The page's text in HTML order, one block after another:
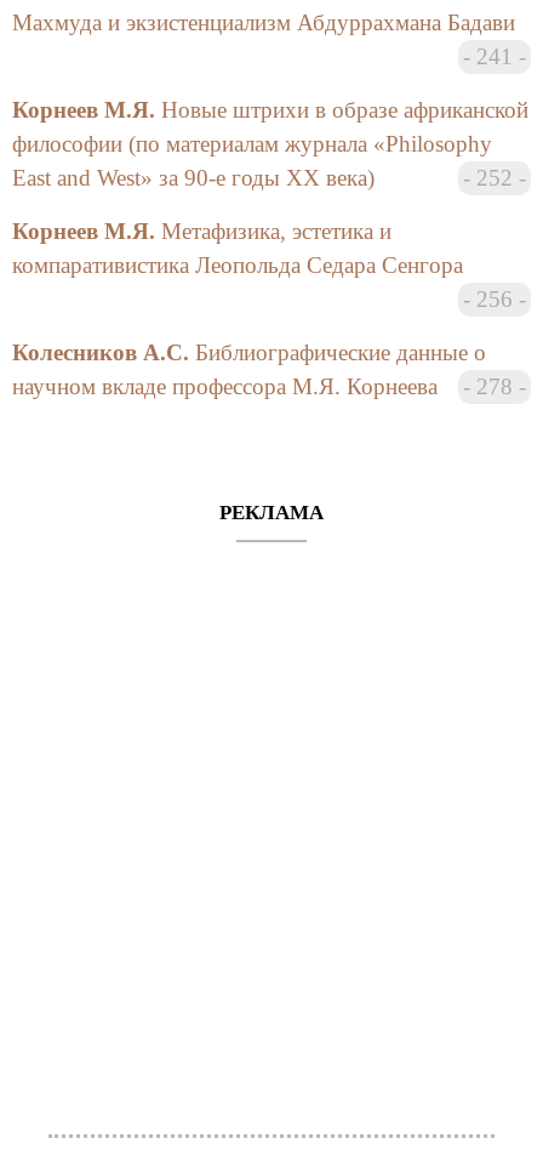
Махмуда и экзистенциализм Абдуррахмана Бадави
241
Корнеев М.Я. Новые штрихи в образе африканской
философии (по материалам журнала «Philosophy
East and West» за 90-е годы ХХ века)
252
Корнеев М.Я. Метафизика, эстетика и
компаративистика Леопольда Седара Сенгора
256
Колесников А.С. Библиографические данные о
научном вкладе профессора М.Я. Корнеева
278
РЕКЛАМА